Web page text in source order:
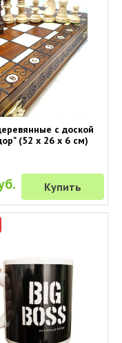
с доской
(52 х 26 х 6 см)
Купить